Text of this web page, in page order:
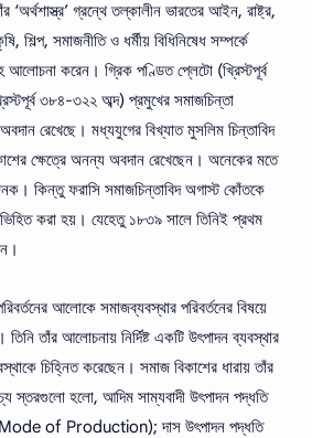
‘অর্থশাস্ত্র’ গ্রন্থে তল্কালীন ভারতের আইন, রাষ্ট্র,
শিল্প, সমাজনীতি ও ধর্মীয় বিধিনিষেধ সম্পর্কে
আলােচনা করেন। গ্রিক পণ্ডিত প্লেটো (খ্রিস্টপূর্ব
৩৮৪-৩২২ অব্দ) প্রমুখের সমাজচিন্তা
রেখেছে। মধ্যযুগের বিখ্যাত মুসলিম চিন্তাবিদ
ক্ষেত্রে অনন্য অবদান রেখেছেন। অনেকের মতে
কিন্তু ফরাসি সমাজচিন্তাবিদ অগাস্ট কোঁতকে
করা হয়। যেহেতু ১৮৩৯ সালে তিনিই প্রথম
আলােকে সমাজব্যবস্থার পরিবর্তনের বিষয়ে
তাঁর আলােচনায় নির্দিষ্ট একটি উৎপাদন ব্যবস্থার
চিহ্নিত করেছেন। সমাজ বিকাশের ধারায় তাঁর
স্তরগুলাে হলাে, আদিম সাম্যবাদী উৎপাদন পদ্ধতি
of Production); দাস উৎপাদন পদ্ধতি